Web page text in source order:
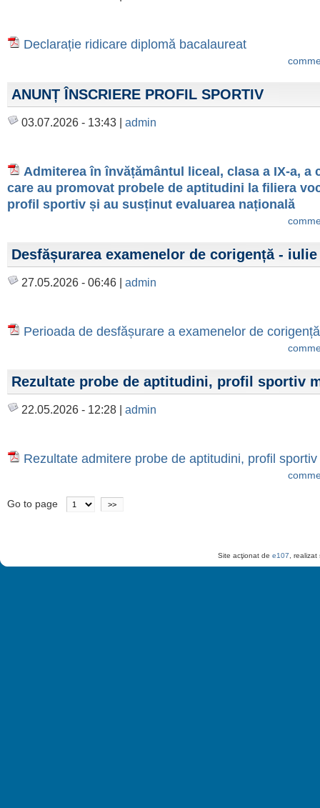
Declarație ridicare diplomă bacalaureat
ANUNȚ ÎNSCRIERE PROFIL SPORTIV
03.07.2026 - 13:43 | admin
Admiterea în învățământul liceal, clasa a IX-a, a
care au promovat probele de aptitudini la filiera
profil sportiv și au susținut evaluarea națională
Desfășurarea examenelor de corigență - iulie
27.05.2026 - 06:46 | admin
Perioada de desfășurare a examenelor de
Rezultate probe de aptitudini, profil sportiv
22.05.2026 - 12:28 | admin
Rezultate admitere probe de aptitudini, profil
Go to page >>
Site acţionat dee107 ,